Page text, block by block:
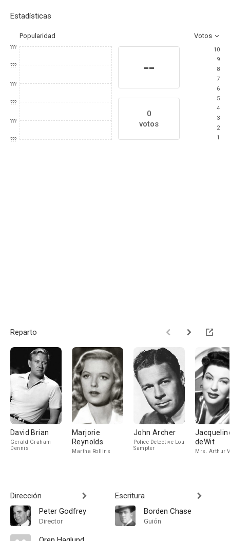
Estadísticas
Popularidad Votos
???
???
???
???
???
???
--
0
votos
10
9
8
7
6
5
4
3
2
1
Reparto
David Brian
Gerald Graham
Dennis
Marjorie
Reynolds
Martha Rollins
John Archer
Police Detective Lou
Sampter
deWit
Mrs. Arthur
Dirección
Peter Godfrey
Director
Escritura
Borden Chase
Guión